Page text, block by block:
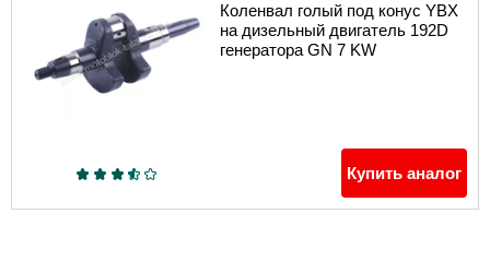
Коленвал голый под конус YBX
на дизельный двигатель 192D
генератора GN 7 KW
Купить аналог